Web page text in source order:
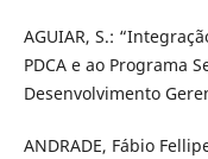
AGUIAR, S.:
PDCA e ao Programa
Desenvolvimento
ANDRADE, Fábio